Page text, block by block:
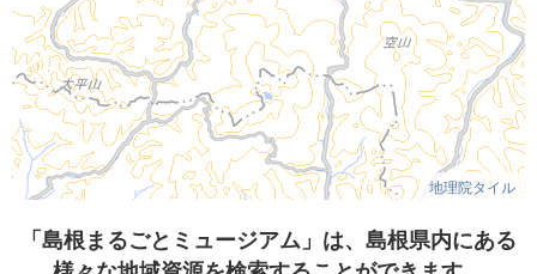
地理院タイル
「島根まるごとミュージアム」は、島根県内にある